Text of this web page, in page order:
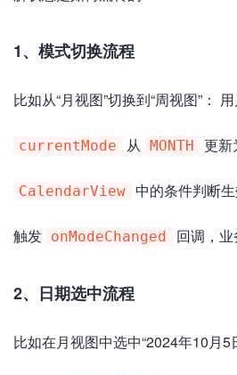
1、模式切换流程
比如从“月视图”切换到“周视图”：
currentMode 从 MONTH 更新
CalendarView 中的条件判断
触发 onModeChanged 回调，
2、日期选中流程
比如在月视图中选中“2024年10月5